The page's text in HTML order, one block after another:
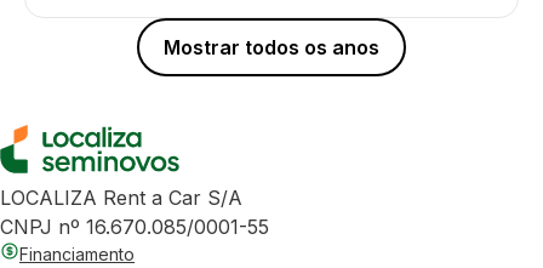
Mostrar todos os anos
LOCALIZA Rent a Car S/A
CNPJ nº 16.670.085/0001-55
Financiamento